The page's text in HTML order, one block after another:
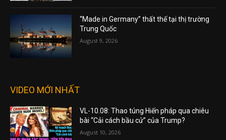
“Made in Germany” thất thế tại thị trường
Trung Quốc
August 9, 2026
VIDEO MỚI NHẤT
VL-10.08: Thao túng Hiến pháp qua chiêu
bài “Cải cách bầu cử” của Trump?
August 10, 2026